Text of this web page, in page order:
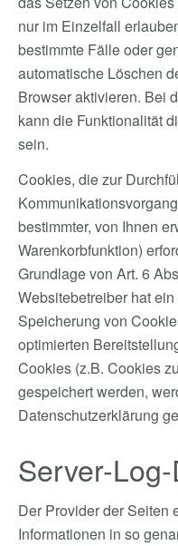
nur im Einzelfall
bestimmte Fälle oder
automatische Löschen
Browser aktivieren. Bei
kann die Funktionalität
sein.
Cookies, die zur
bestimmter, von Ihnen
Warenkorbfunktion)
Grundlage von Art. 6
Websitebetreiber hat
Speicherung von
optimierten
Cookies (z.B. Cookies
gespeichert werden,
Datenschutzerklärung
Server-
Der Provider der Seiten
Informationen in so